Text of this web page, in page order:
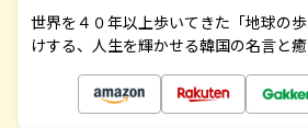
世界を４０年以上歩いてきた「地球の
けする、人生を輝かせる韓国の名言と